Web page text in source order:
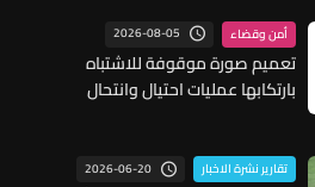
أمن وقضاء 2026-08-05
تعميم صورة موقوفة للاشتباه
بارتكابها عمليات احتيال وانتحال
تقارير نشرة الاخبار 2026-06-20